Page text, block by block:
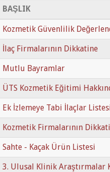
BAŞLIK
Kozmetik Güvenlilik
İlaç Firmalarının Dikkatine
Mutlu Bayramlar
ÜTS Kozmetik Eğitimi
Ek İzlemeye Tabi İlaçlar
Kozmetik Firmalarının
Sahte - Kaçak Ürün Listesi
3. Ulusal Klinik